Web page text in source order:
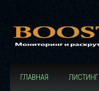
ГЛАВНАЯ ЛИСТИНГ